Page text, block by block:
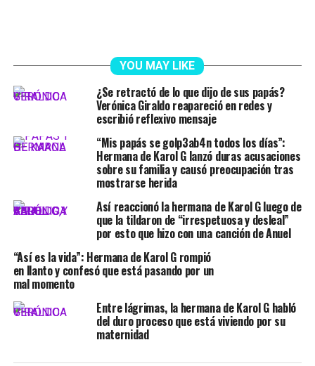
YOU MAY LIKE
¿Se retractó de lo que dijo de sus papás?
Verónica Giraldo reapareció en redes y
escribió reflexivo mensaje
“Mis papás se golp3ab4n todos los días”:
Hermana de Karol G lanzó duras acusaciones
sobre su familia y causó preocupación tras
mostrarse herida
Así reaccionó la hermana de Karol G luego de
que la tildaron de “irrespetuosa y desleal”
por esto que hizo con una canción de Anuel
“Así es la vida”: Hermana de Karol G rompió
en llanto y confesó que está pasando por un
mal momento
Entre lágrimas, la hermana de Karol G habló
del duro proceso que está viviendo por su
maternidad